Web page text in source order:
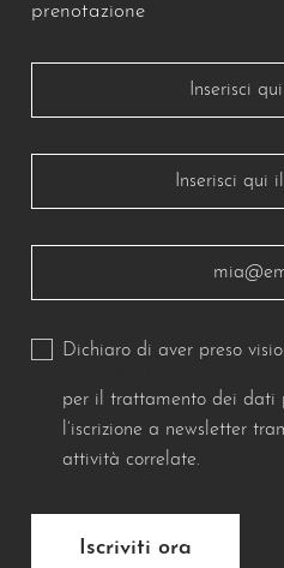
prenotazione
Dichiaro di aver preso
per il trattamento dei dati
l’iscrizione a newsletter
attività correlate.
Iscriviti ora